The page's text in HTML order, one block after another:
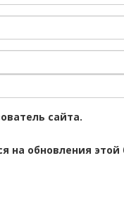
сайта.
на обновления